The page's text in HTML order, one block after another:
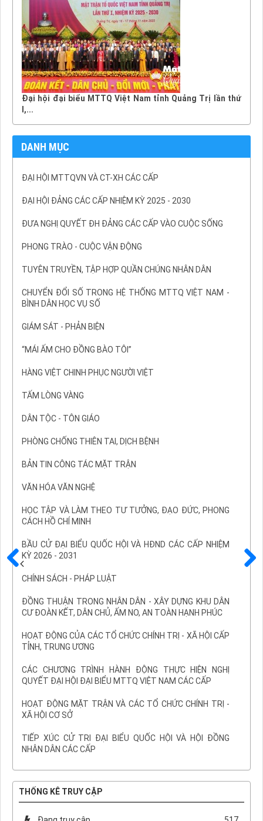
Đại hội đại biểu MTTQ Việt Nam tỉnh Quảng Trị lần thứ
I,...
DANH MỤC
ĐẠI HỘI MTTQVN VÀ CT-XH CÁC CẤP
ĐẠI HỘI ĐẢNG CÁC CẤP NHIỆM KỲ 2025 - 2030
ĐƯA NGHỊ QUYẾT ĐH ĐẢNG CÁC CẤP VÀO CUỘC SỐNG
PHONG TRÀO - CUỘC VẬN ĐỘNG
TUYÊN TRUYỀN, TẬP HỢP QUẦN CHÚNG NHÂN DÂN
CHUYỂN ĐỔI SỐ TRONG HỆ THỐNG MTTQ VIỆT NAM -
BÌNH DÂN HỌC VỤ SỐ
GIÁM SÁT - PHẢN BIỆN
“MÁI ẤM CHO ĐỒNG BÀO TÔI”
HÀNG VIỆT CHINH PHỤC NGƯỜI VIỆT
TẤM LÒNG VÀNG
DÂN TỘC - TÔN GIÁO
PHÒNG CHỐNG THIÊN TAI, DỊCH BỆNH
BẢN TIN CÔNG TÁC MẶT TRẬN
VĂN HÓA VĂN NGHỆ
HỌC TẬP VÀ LÀM THEO TƯ TƯỞNG, ĐẠO ĐỨC, PHONG
CÁCH HỒ CHÍ MINH
BẦU CỬ ĐẠI BIỂU QUỐC HỘI VÀ HĐND CÁC CẤP NHIỆM
KỲ 2026 - 2031
CHÍNH SÁCH - PHÁP LUẬT
ĐỒNG THUẬN TRONG NHÂN DÂN - XÂY DỰNG KHU DÂN
CƯ ĐOÀN KẾT, DÂN CHỦ, ẤM NO, AN TOÀN HẠNH PHÚC
HOẠT ĐỘNG CỦA CÁC TỔ CHỨC CHÍNH TRỊ - XÃ HỘI CẤP
TỈNH, TRUNG ƯƠNG
CÁC CHƯƠNG TRÌNH HÀNH ĐỘNG THỰC HIỆN NGHỊ
QUYẾT ĐẠI HỘI ĐẠI BIỂU MTTQ VIỆT NAM CÁC CẤP
HOẠT ĐỘNG MẶT TRẬN VÀ CÁC TỔ CHỨC CHÍNH TRỊ -
XÃ HỘI CƠ SỞ
TIẾP XÚC CỬ TRI ĐẠI BIỂU QUỐC HỘI VÀ HỘI ĐỒNG
NHÂN DÂN CÁC CẤP
THỐNG KÊ TRUY CẬP
Trước